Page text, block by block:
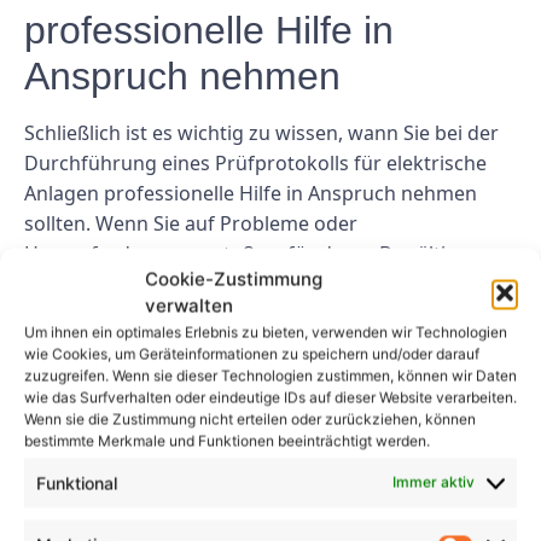
Cookie-Zustimmung
verwalten
Um ihnen ein optimales Erlebnis zu bieten, verwenden wir Technologien
wie Cookies, um Geräteinformationen zu speichern und/oder darauf
zuzugreifen. Wenn sie dieser Technologien zustimmen, können wir Daten
wie das Surfverhalten oder eindeutige IDs auf dieser Website verarbeiten.
Wenn sie die Zustimmung nicht erteilen oder zurückziehen, können
bestimmte Merkmale und Funktionen beeinträchtigt werden.
Funktional Immer aktiv
professionelle Hilfe in
Anspruch nehmen
Schließlich ist es wichtig zu wissen, wann Sie bei der
Durchführung eines Prüfprotokolls für elektrische
Anlagen professionelle Hilfe in Anspruch nehmen
sollten. Wenn Sie auf Probleme oder
Herausforderungen stoßen, für deren Bewältigung
Sie nicht gerüstet sind, ist es wichtig, die Hilfe eines
qualifizierten Fachmanns in Anspruch zu nehmen.
Der Versuch, komplexe Probleme alleine anzugehen,
könnte zu Fehlern oder weiteren Komplikationen
führen.
Abschluss